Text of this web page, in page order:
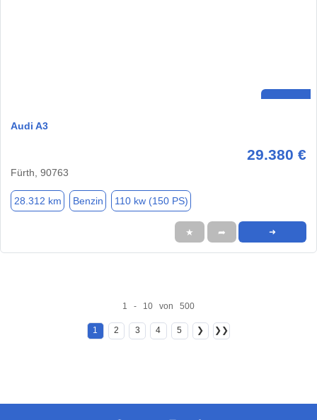
Audi A3
29.380 €
Fürth, 90763
28.312 km Benzin 110 kw (150 PS)
★ ➦ ➜
1 - 10 von 500
1 2 3 4 5 ❯ ❯❯